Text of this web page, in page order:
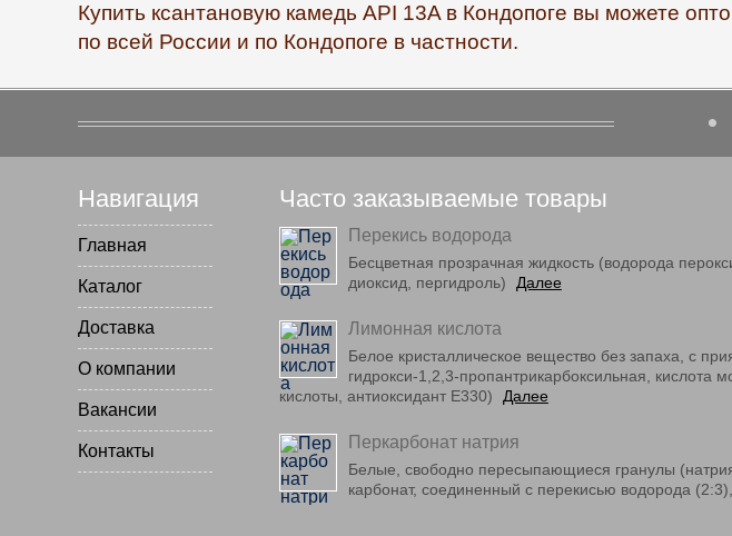
Купить ксантановую камедь API 13A в Кондопоге вы можете
по всей России и по Кондопоге в частности.
Навигация
Главная
Каталог
Доставка
О компании
Вакансии
Контакты
Часто заказываемые товары
Перекись водорода
Бесцветная прозрачная жидкость (водорода
диоксид, пергидроль)
Далее
Лимонная кислота
Белое кристаллическое вещество без запаха, с
гидрокси-1,2,3-пропантрикарбоксильная, кислота
кислоты, антиоксидант E330)
Далее
Перкарбонат натрия
Белые, свободно пересыпающиеся гранулы
карбонат, соединенный с перекисью водорода